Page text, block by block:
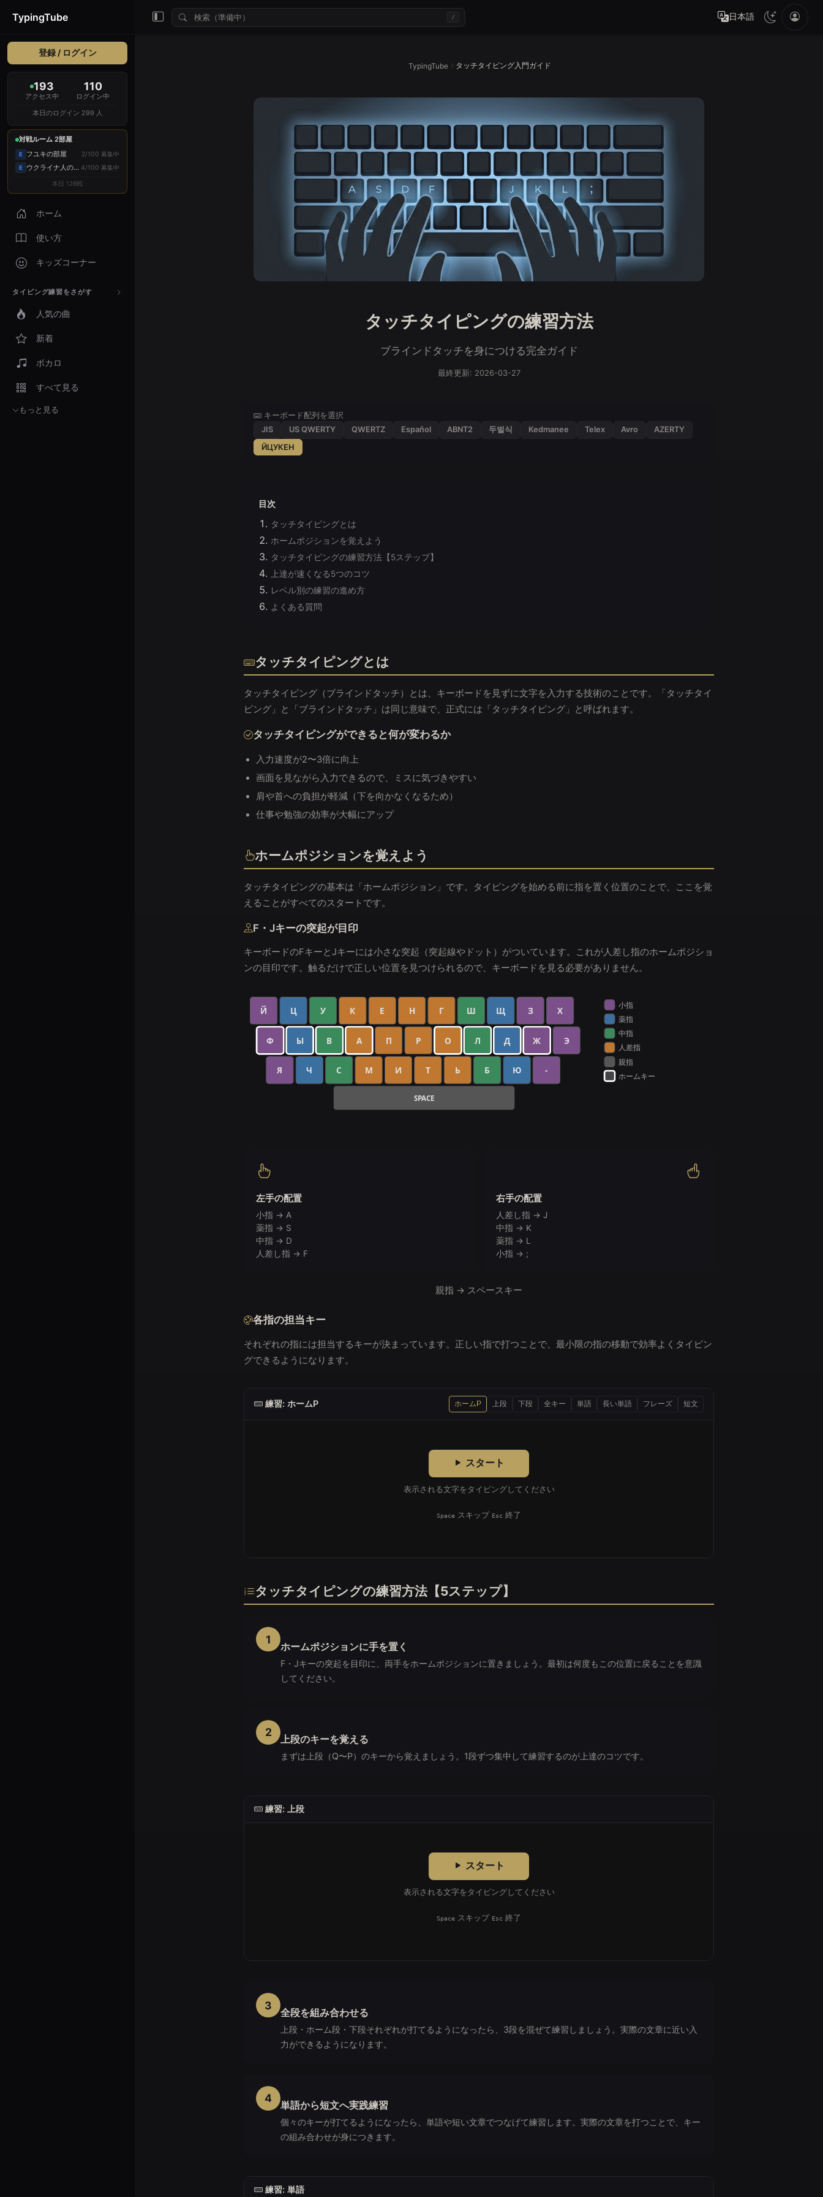
TypingTube
登録 / ログイン
193
アクセス中
110
ログイン中
本日のログイン 299 人
対戦ルーム 2部屋
E フユキの部屋 2/100 募集中
E ウクライナ人の部屋 4/100 募集中
本日 128戦
ホーム
使い方
キッズコーナー
タイピング練習をさがす
人気の曲
新着
ボカロ
すべて見る
もっと見る
/ 日本語
TypingTube タッチタイピング入門ガイド
タッチタイピングの練習方法
ブラインドタッチを身につける完全ガイド
最終更新: 2026-03-27
キーボード配列を選択
JIS
US QWERTY QWERTZ Español ABNT2 두벌식 Kedmanee Telex Avro
AZERTY
ЙЦУКЕН
目次
タッチタイピングとは
ホームポジションを覚えよう
タッチタイピングの練習方法【5ステップ】
上達が速くなる5つのコツ
レベル別の練習の進め方
よくある質問
タッチタイピングとは
タッチタイピング（ブラインドタッチ）とは、キーボードを見ずに文字を入力する技術のことです。「タッチタイ
ピング」と「ブラインドタッチ」は同じ意味で、正式には「タッチタイピング」と呼ばれます。
タッチタイピングができると何が変わるか
入力速度が2〜3倍に向上
画面を見ながら入力できるので、ミスに気づきやすい
肩や首への負担が軽減（下を向かなくなるため）
仕事や勉強の効率が大幅にアップ
ホームポジションを覚えよう
タッチタイピングの基本は「ホームポジション」です。タイピングを始める前に指を置く位置のことで、ここを覚
えることがすべてのスタートです。
F・Jキーの突起が目印
キーボードのFキーとJキーには小さな突起（突起線やドット）がついています。これが人差し指のホームポジショ
ンの目印です。触るだけで正しい位置を見つけられるので、キーボードを見る必要がありません。
Й Ц У К Е Н Г Ш Щ З Х
Ф Ы В А П Р О Л Д Ж Э
Я Ч С М И Т Ь Б Ю -
SPACE
小指
薬指
中指
人差指
親指
ホームキー
左手の配置
小指 → A
薬指 → S
中指 → D
人差し指 → F
右手の配置
人差し指 → J
中指 → K
薬指 → L
小指 → ;
親指 → スペースキー
各指の担当キー
それぞれの指には担当するキーが決まっています。正しい指で打つことで、最小限の指の移動で効率よくタイピン
グできるようになります。
このタイピング練習はPCのキーボード専用です。スクリーンリーダーには対応していません。
練習: ホームP ホームP 上段 下段 全キー 単語 長い単語 フレーズ 短文
スタート
表示される文字をタイピングしてください
Space スキップ Esc 終了
タッチタイピングの練習方法【5ステップ】
1
ホームポジションに手を置く
F・Jキーの突起を目印に、両手をホームポジションに置きましょう。最初は何度もこの位置に戻ることを意識
してください。
2
上段のキーを覚える
まずは上段（Q〜P）のキーから覚えましょう。1段ずつ集中して練習するのが上達のコツです。
このタイピング練習はPCのキーボード専用です。スクリーンリーダーには対応していません。
練習: 上段
スタート
表示される文字をタイピングしてください
Space スキップ Esc 終了
3
全段を組み合わせる
上段・ホーム段・下段それぞれが打てるようになったら、3段を混ぜて練習しましょう。実際の文章に近い入
力ができるようになります。
4
単語から短文へ実践練習
個々のキーが打てるようになったら、単語や短い文章でつなげて練習します。実際の文章を打つことで、キー
の組み合わせが身につきます。
このタイピング練習はPCのキーボード専用です。スクリーンリーダーには対応していません。
練習: 単語